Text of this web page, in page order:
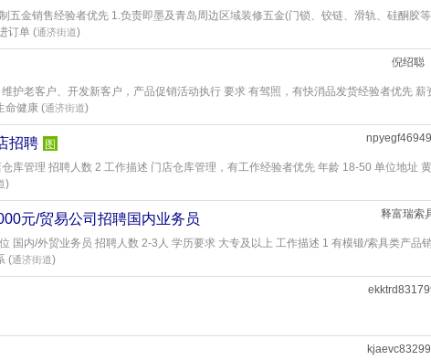
五金销售经验者优先 1.负责即墨及青岛周边区域装修五金(门锁、铰链、滑轨、硅酮胶
订单 (通济街道)
倪绍聪
护老客户、开发新客户，产品促销活动执行 要求 有驾照，有快消品发货经验者优先 薪
命健康 (通济街道)
招聘 图
库管理 招聘人数 2 工作描述 门店仓库管理，有工作经验者优先 年龄 18-50 单位地址
)
元/贸易公司招聘国内业务员 释富瑞索
国内/外贸业务员 招聘人数 2-3人 学历要求 大专及以上 工作描述 1 有模锻/索具类产品
(通济街道)